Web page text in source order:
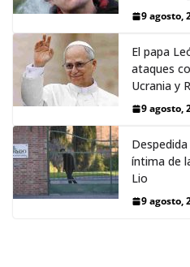
9 agosto,
El papa
ataques
Ucrania y
9 agosto,
íntima de
Lio
9 agosto,